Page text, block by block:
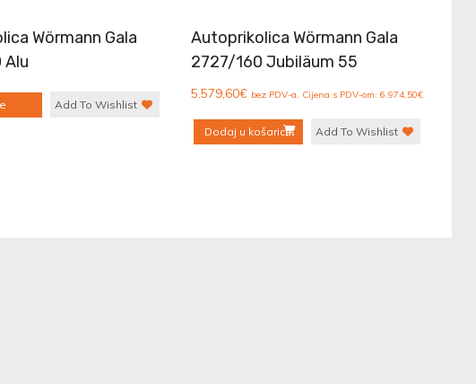
Wörmann Gala
Alu
Add To Wishlist
Autoprikolica Wörmann Gala
2727/160 Jubiläum 55
5.579,60€ bez PDV-a. Cijena s PDV-om:6.974,50€
Dodaj u košaricu Add To Wishlist